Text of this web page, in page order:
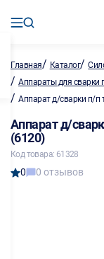
Главная/ Каталог/
/ Аппараты для сварки
/ Аппарат д/сварки п/п
Аппарат д/
(6120)
Код товара: 61328
0 0 отзывов